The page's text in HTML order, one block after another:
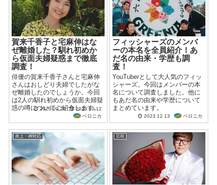
賀来千香子と宅麻伸はな
ぜ離婚した？馴れ初めか
ら仮面夫婦疑惑まで徹底
調査！
俳優の賀来千香子さんと宅麻伸
さんはおしどり夫婦でしたがな
ぜ離婚したのでしょうか。今回
は2人の馴れ初めから仮面夫婦疑
惑の噂についてご紹介します。
2023.09.20
2023.10.12
ベロニカ
フィッシャーズのメンバ
ーの本名を全員紹介！あ
だ名の由来・学歴も調
査！
YouTuberとして大人気のフィッ
シャーズ。今回はメンバーの本
名について調査しました。他に
もあだ名の由来や学歴について
まとめています。
2023.12.13 ベロニカ
炎上・神対応 芸能